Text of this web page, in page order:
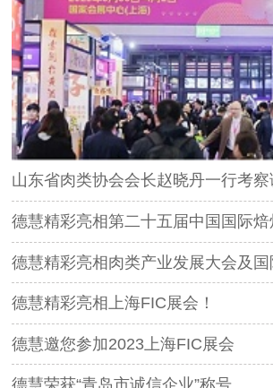
山东省肉类协会会长赵晓丹一行考察调研青岛德
德慧精彩亮相第二十五届中国国际焙
德慧精彩亮相肉类产业发展大会及
德慧精彩亮相上海FIC展会！
德慧邀您参加2023上海FIC展会